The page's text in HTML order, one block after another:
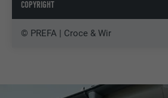
COPYRIGHT
© PREFA | Croce & Wir